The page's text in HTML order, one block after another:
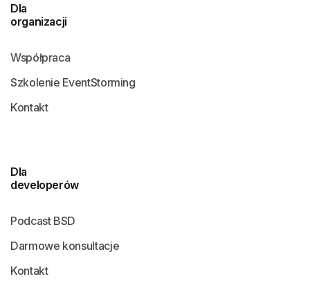
Dla
organizacji
Współpraca
Szkolenie EventStorming
Kontakt
Dla
developerów
Podcast BSD
Darmowe konsultacje
Kontakt